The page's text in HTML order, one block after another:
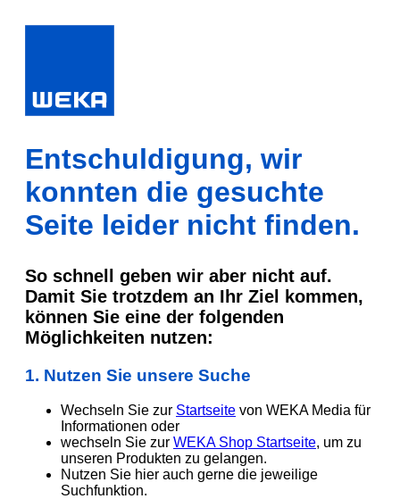
Entschuldigung, wir
konnten die gesuchte
Seite leider nicht finden.
So schnell geben wir aber nicht auf.
Damit Sie trotzdem an Ihr Ziel kommen,
können Sie eine der folgenden
Möglichkeiten nutzen:
1. Nutzen Sie unsere Suche
Wechseln Sie zur Startseite von WEKA Media für
Informationen oder
wechseln Sie zur WEKA Shop Startseite, um zu
unseren Produkten zu gelangen.
Nutzen Sie hier auch gerne die jeweilige
Suchfunktion.